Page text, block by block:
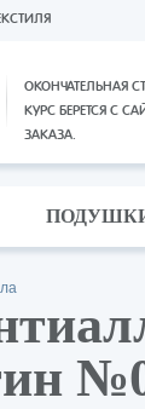
ОКОНЧАТЕЛЬНАЯ
КУРС БЕРЕТСЯ С
ЗАКАЗА.